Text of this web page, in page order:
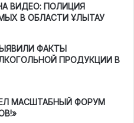
ВИДЕО: ПОЛИЦИЯ
В ОБЛАСТИ ҰЛЫТАУ
ФАКТЫ
ПРОДУКЦИИ В
МАСШТАБНЫЙ ФОРУМ